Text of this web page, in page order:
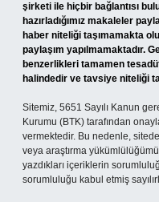
şirketi ile hiçbir bağlantısı
hazırladığımız makaleler
haber niteliği taşımamakta
paylaşım yapılmamaktadır.
benzerlikleri tamamen
halindedir ve tavsiye niteliği
Sitemiz, 5651 Sayılı Kanun
Kurumu (BTK) tarafından
vermektedir. Bu nedenle,
veya araştırma
yazdıkları içeriklerin
sorumluluğu kabul etmiş